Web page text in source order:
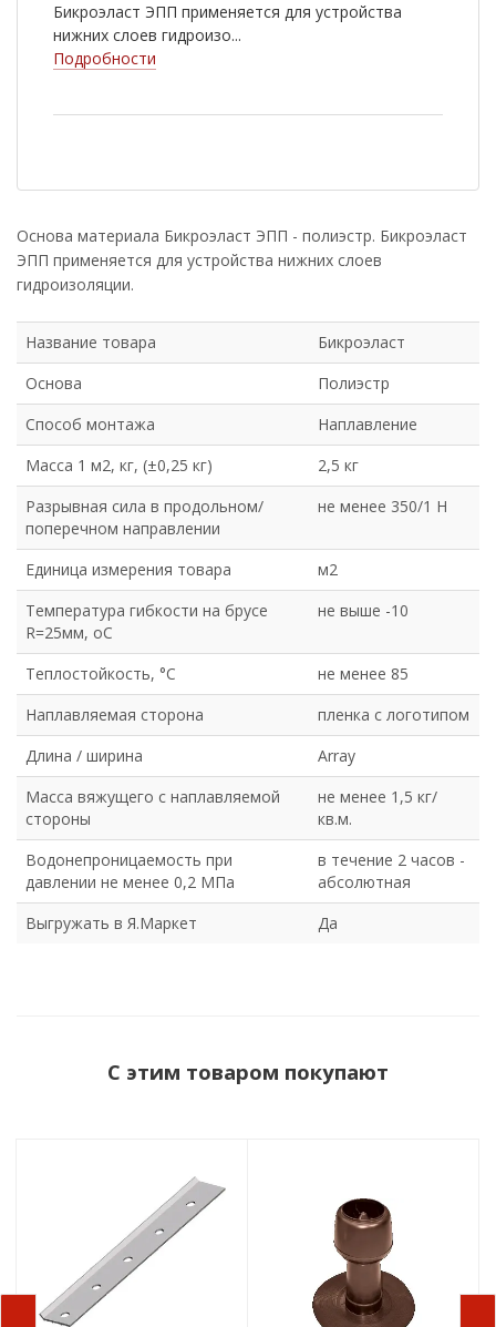
Бикроэласт ЭПП применяется для устройства
нижних слоев гидроизо...
Подробности
Основа материала Бикроэласт ЭПП - полиэстр. Бикроэласт
ЭПП применяется для устройства нижних слоев
гидроизоляции.
Название товара
Бикроэласт
Основа
Полиэстр
Способ монтажа
Наплавление
Масса 1 м2, кг, (±0,25 кг)
2,5 кг
Разрывная сила в продольном/
поперечном направлении
не менее 350/1 Н
Единица измерения товара
м2
Температура гибкости на брусе
R=25мм, оС
не выше -10
Теплостойкость, °С
не менее 85
Наплавляемая сторона
пленка с логотипом
Длина / ширина
Array
Масса вяжущего с наплавляемой
стороны
не менее 1,5 кг/
кв.м.
Водонепроницаемость при
давлении не менее 0,2 МПа
в течение 2 часов -
абсолютная
Выгружать в Я.Маркет
Да
С этим товаром покупают